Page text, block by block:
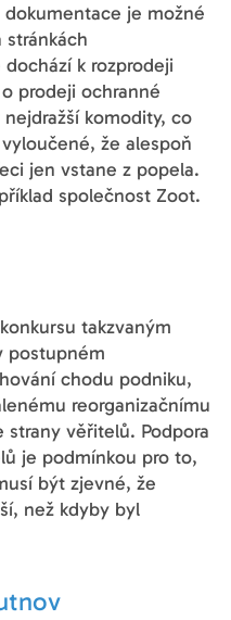
je možné
k rozprodeji
prodeji ochranné
komodity, co
že alespoň
jen vstane z popela.
společnost Zoot.
takzvaným
postupném
chodu podniku,
reorganizačnímu
věřitelů. Podpora
je podmínkou pro to,
být zjevné, že
než kdyby byl